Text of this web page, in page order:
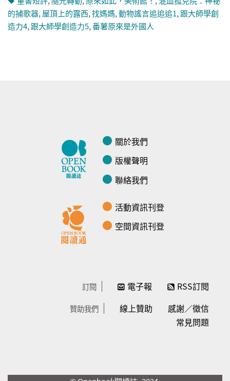
的捕歌器,屋頂上的露西,找媽媽,動物謠言追追追1,跟大師學創
造力4,跟大師學創造力5,番薯原來是外國人
關於我們
版權聲明
聯絡我們
活動資訊刊登
空間資訊刊登
訂閱 電子報 RSS訂閱
贊助我們 線上贊助
感謝／徵信
常見問題